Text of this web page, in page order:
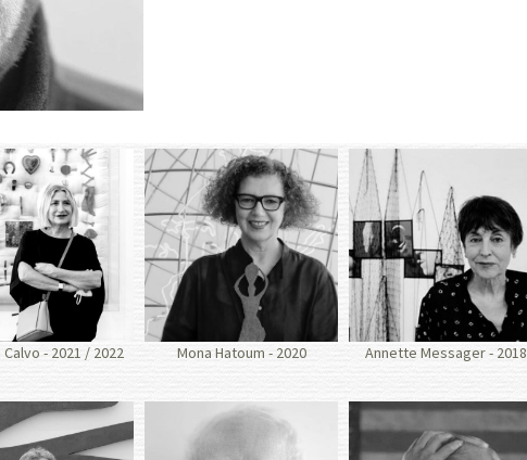
- 2021 / 2022 Mona Hatoum - 2020 Annette Messager - 2018